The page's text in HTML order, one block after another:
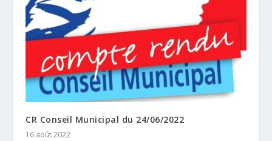
CR Conseil Municipal du 24/06/2022
16 août 2022